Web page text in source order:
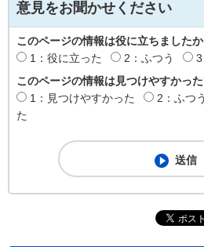
意見をお聞かせください
このページの情報は役に立ちましたか
1：役に立った
2：ふつう
このページの情報は見つけやすかっ
1：見つけやすかった
2：ふつう
た